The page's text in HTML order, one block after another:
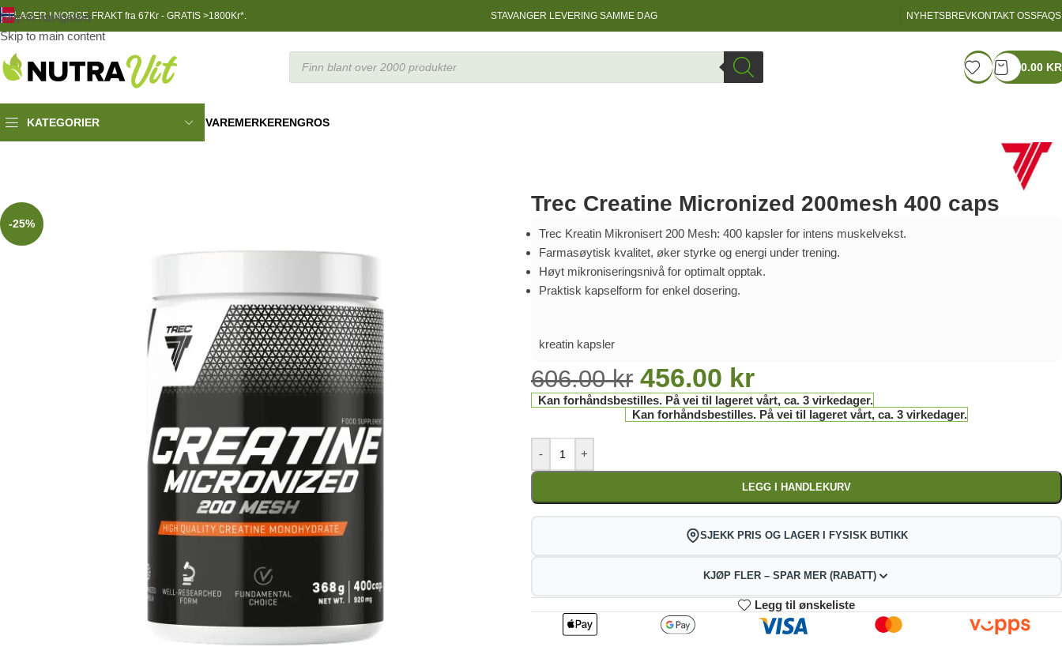
Skip to navigation
Skip to main content
LAGER I NORGEFRAKT fra 67Kr - GRATIS >1800Kr*. STAVANGER LEVERING SAMME DAG NYHETSBREVKONTAKT OSSFAQS
0.00 KR
KATEGORIER VAREMERKERENGROS
-25%
Trec Creatine Micronized 200mesh 400 caps
Trec Kreatin Mikronisert 200 Mesh: 400 kapsler for intens muskelvekst.
Farmasøytisk kvalitet, øker styrke og energi under trening.
Høyt mikroniseringsnivå for optimalt opptak.
Praktisk kapselform for enkel dosering.
kreatin kapsler
606.00kr 456.00 kr
Kan forhåndsbestilles. På vei til lageret vårt, ca. 3 virkedager.
Kan forhåndsbestilles. På vei til lageret vårt, ca. 3 virkedager.
- +
LEGG I HANDLEKURV
SJEKK PRIS OG LAGER I FYSISK BUTIKK
KJØP FLER – SPAR MER (RABATT)
2
451.44
3-4 5-9
kr
10+
414.96 kr
Legg til ønskeliste